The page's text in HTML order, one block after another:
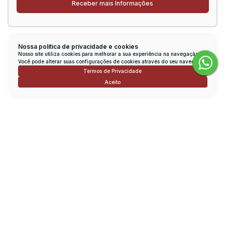
Nossa política de privacidade e cookies
Nosso site utiliza cookies para melhorar a sua experiência na navegação.
Você pode alterar suas configurações de cookies através do seu navegador.
Termos de Privacidade
Aceito
Consulte nossos Corretores